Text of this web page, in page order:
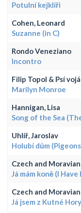
Potulní kejklíři
Cohen, Leonard
Suzanne (in C)
Rondo Veneziano
Incontro
Filip Topol & Psí
Marilyn Monroe
Hannigan, Lisa
Song of the Sea
Uhlíř, Jaroslav
Holubí dům
Czech and
Já mám koně (I Have
Czech and
Já jsem z Kutné